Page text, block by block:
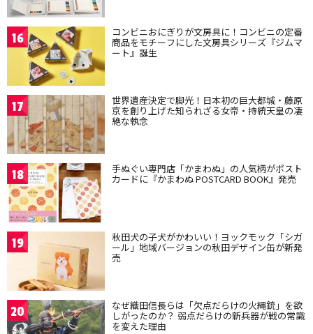
16 コンビニおにぎりが文房具に！コンビニの定番
商品をモチーフにした文房具シリーズ『ジムマ
ート』誕生
17 世界遺産決定で脚光！日本初の巨大都城・藤原
京を創り上げた知られざる女帝・持統天皇の凄
絶な執念
18 手ぬぐい専門店「かまわぬ」の人気柄がポスト
カードに『かまわぬ POSTCARD BOOK』発売
19 秋田犬の子犬がかわいい！ヨックモック「シガ
ール」地域バージョンの秋田デザイン缶が新発
売
20 なぜ織田信長らは「欠点だらけの火縄銃」を欲
しがったのか？ 弱点だらけの新兵器が戦の常識
を変えた理由